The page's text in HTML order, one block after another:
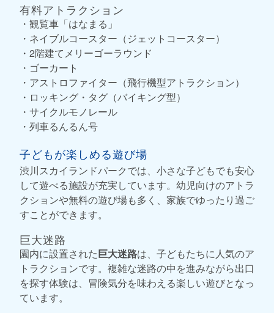
有料アトラクション
・観覧車「はなまる」
・ネイブルコースター（ジェットコースター）
・2階建てメリーゴーラウンド
・ゴーカート
・アストロファイター（飛行機型アトラクション）
・ロッキング・タグ（バイキング型）
・サイクルモノレール
・列車るんるん号
子どもが楽しめる遊び場
渋川スカイランドパークでは、小さな子どもでも安心
して遊べる施設が充実しています。幼児向けのアトラ
クションや無料の遊び場も多く、家族でゆったり過ご
すことができます。
巨大迷路
園内に設置された巨大迷路は、子どもたちに人気のア
トラクションです。複雑な迷路の中を進みながら出口
を探す体験は、冒険気分を味わえる楽しい遊びとなっ
ています。